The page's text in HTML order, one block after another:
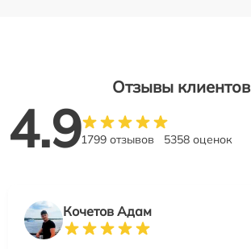
Отзывы клиентов
4.91799 отзывов 5358 оценок
Кочетов Адам